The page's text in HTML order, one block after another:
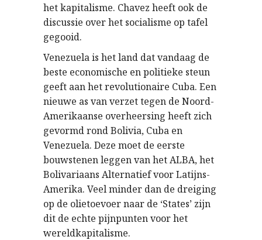
het kapitalisme. Chavez heeft ook de
discussie over het socialisme op tafel
gegooid.
Venezuela is het land dat vandaag de
beste economische en politieke steun
geeft aan het revolutionaire Cuba. Een
nieuwe as van verzet tegen de Noord-
Amerikaanse overheersing heeft zich
gevormd rond Bolivia, Cuba en
Venezuela. Deze moet de eerste
bouwstenen leggen van het ALBA, het
Bolivariaans Alternatief voor Latijns-
Amerika. Veel minder dan de dreiging
op de olietoevoer naar de ‘States’ zijn
dit de echte pijnpunten voor het
wereldkapitalisme.